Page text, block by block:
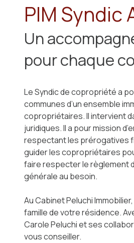
PIM Syndic
Un
pour chaque
Le Syndic de copropriété a
communes d’un ensemble
copropriétaires. Il intervient
juridiques. Il a pour mission
respectant les prérogatives
guider les copropriétaires
faire respecter le règlement
générale au besoin.
Au Cabinet Peluchi
famille de votre résidence.
Carole Peluchi et ses
vous conseiller.